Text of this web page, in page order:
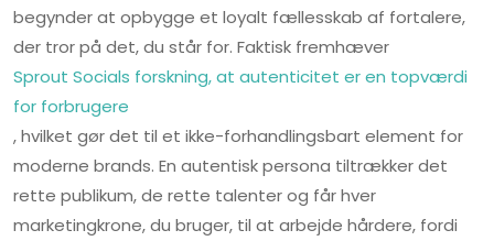
begynder at opbygge et loyalt fællesskab af fortalere,
der tror på det, du står for. Faktisk fremhæver
Sprout Socials forskning, at autenticitet er en topværdi
for forbrugere
, hvilket gør det til et ikke-forhandlingsbart element for
moderne brands. En autentisk persona tiltrækker det
rette publikum, de rette talenter og får hver
marketingkrone, du bruger, til at arbejde hårdere, fordi